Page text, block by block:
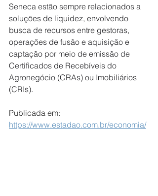
Seneca estão sempre relacionados a
soluções de liquidez, envolvendo
busca de recursos entre gestoras,
operações de fusão e aquisição e
captação por meio de emissão de
Certificados de Recebíveis do
Agronegócio (CRAs) ou Imobiliários
(CRIs).
Publicada em:
https://www.estadao.com.br/economia/